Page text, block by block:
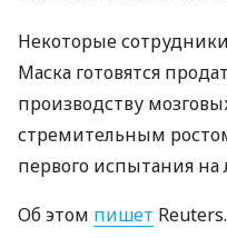
Некоторые
Маска готовятся
производству
стремительным
первого испытания на
Об этом пишет Reuters.